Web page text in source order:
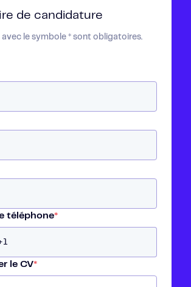
de candidature
avec le symbole * sont obligatoires.
téléphone*
le CV*